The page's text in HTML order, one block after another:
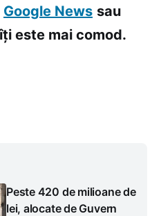
Google News sau
este mai comod.
Peste 420 de milioane de
lei, alocate de Guvern